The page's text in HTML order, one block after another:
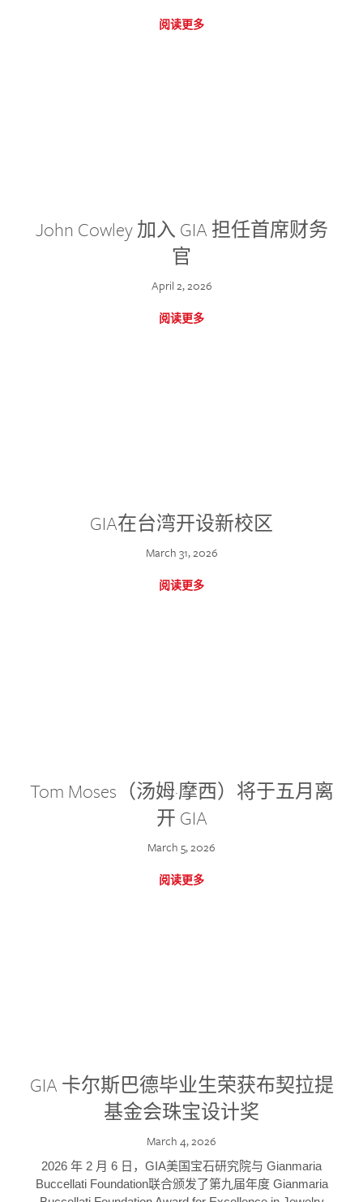
阅读更多
John Cowley 加入 GIA 担任首席财务
官
April 2, 2026
阅读更多
GIA在台湾开设新校区
March 31, 2026
阅读更多
Tom Moses（汤姆·摩西）将于五月离
开 GIA
March 5, 2026
阅读更多
GIA 卡尔斯巴德毕业生荣获布契拉提
基金会珠宝设计奖
March 4, 2026
2026 年 2 月 6 日，GIA美国宝石研究院与 Gianmaria
Buccellati Foundation联合颁发了第九届年度 Gianmaria